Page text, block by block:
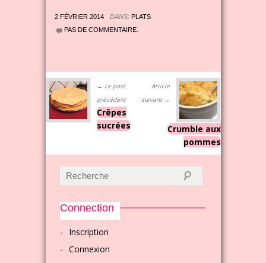
2 FÉVRIER 2014 DANS: PLATS
PAS DE COMMENTAIRE.
← Le post
précédent
Crêpes
sucrées
Article
suivant →
Crumble aux
pommes
Connection
Inscription
Connexion